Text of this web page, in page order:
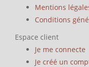
Mentions
Conditions
Espace client
Je me connecte
Je créé un